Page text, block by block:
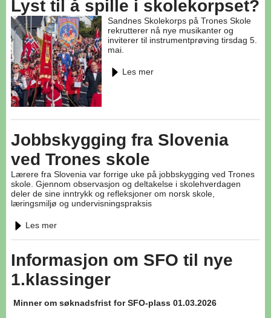
Lyst til å spille i skolekorpset?
Sandnes Skolekorps på Trones Skole
rekrutterer nå nye musikanter og
inviterer til instrumentprøving tirsdag 5.
mai.
Les mer
Jobbskygging fra Slovenia
ved Trones skole
Lærere fra Slovenia var forrige uke på jobbskygging ved Trones
skole. Gjennom observasjon og deltakelse i skolehverdagen
deler de sine inntrykk og refleksjoner om norsk skole,
læringsmiljø og undervisningspraksis
Les mer
Informasjon om SFO til nye
1.klassinger
Minner om søknadsfrist for SFO-plass 01.03.2026